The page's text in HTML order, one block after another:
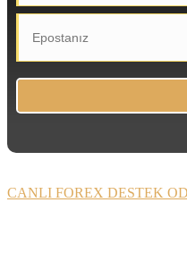
CANLI FOREX DESTEK